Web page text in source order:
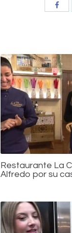
Restaurante La
Alfredo por su